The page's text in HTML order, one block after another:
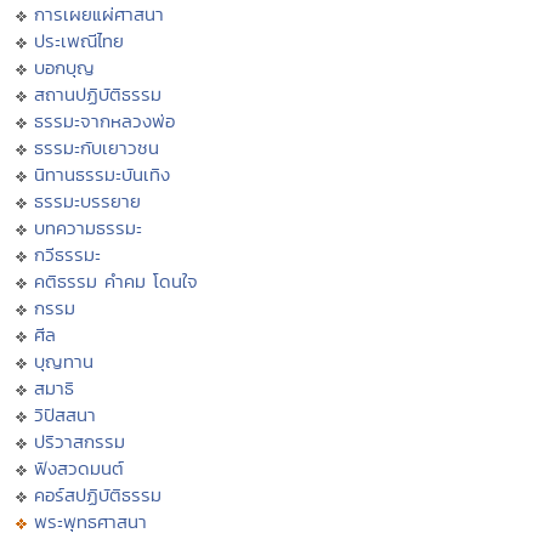
การเผยแผ่ศาสนา
ประเพณีไทย
บอกบุญ
สถานปฏิบัติธรรม
ธรรมะจากหลวงพ่อ
ธรรมะกับเยาวชน
นิทานธรรมะบันเทิง
ธรรมะบรรยาย
บทความธรรมะ
กวีธรรมะ
คติธรรม คำคม โดนใจ
กรรม
ศีล
บุญทาน
สมาธิ
วิปัสสนา
ปริวาสกรรม
ฟังสวดมนต์
คอร์สปฏิบัติธรรม
พระพุทธศาสนา